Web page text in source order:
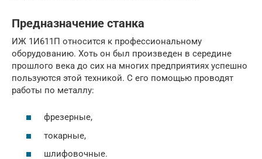
Предназначение станка
ИЖ 1И611П относится к профессиональному
оборудованию. Хоть он был произведен в середине
прошлого века до сих на многих предприятиях успешно
пользуются этой техникой. С его помощью проводят
работы по металлу:
фрезерные,
токарные,
шлифовочные.